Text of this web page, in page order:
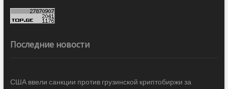
Последние новости
США ввели санкции против грузинской криптобиржи за